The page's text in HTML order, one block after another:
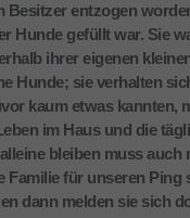
entzogen
Hunde gefüllt war. Sie
ihrer eigenen
Hunde; sie verhalten
kaum etwas kannten,
im Haus und die
bleiben muss
Familie für unseren
dann melden sie sich